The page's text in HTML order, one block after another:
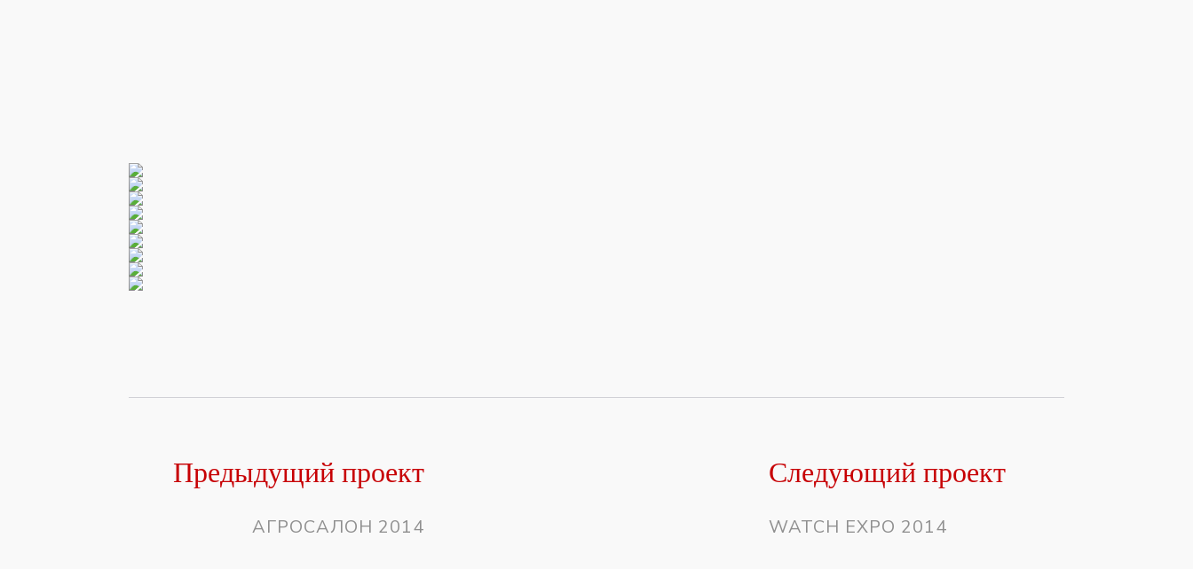
Предыдущий проект
АГРОСАЛОН 2014
Следующий проект
WATCH EXPO 2014